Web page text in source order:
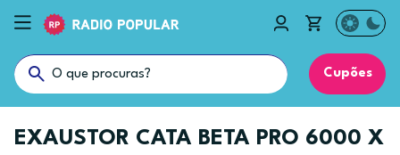
Cupões
EXAUSTOR CATA BETA PRO 6000 X